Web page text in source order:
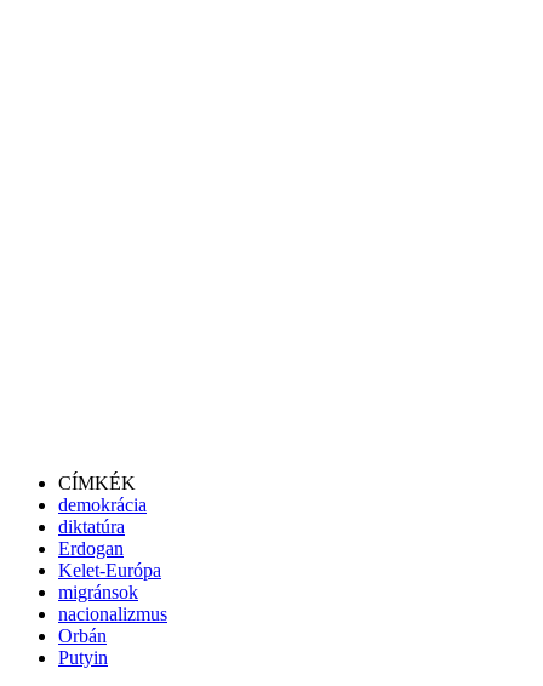
CÍMKÉK
demokrácia
diktatúra
Erdogan
Kelet-Európa
migránsok
nacionalizmus
Orbán
Putyin